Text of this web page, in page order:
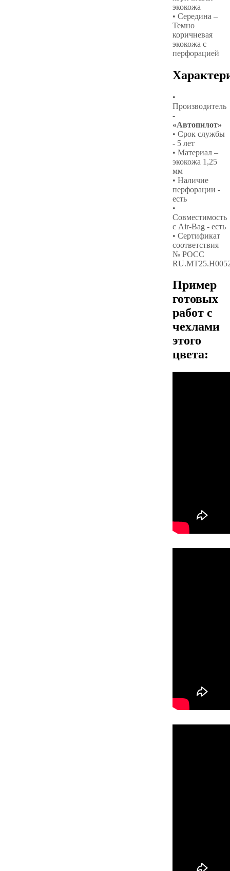
экокожа
• Середина –
Темно
коричневая
экокожа с
перфорацией
•
Производитель
-
«Автопилот»
• Срок службы
- 5 лет
• Материал –
экокожа 1,25
мм
• Наличие
перфорации -
есть
•
Совместимость
с Air-Bag - есть
• Сертификат
соответствия
№ РОСС
Пример
готовых
работ с
чехлами
этого
цвета: